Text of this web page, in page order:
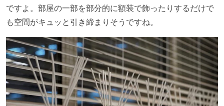
ですよ。部屋の一部を部分的に額装で飾ったりするだけで
も空間がキュッと引き締まりそうですね。